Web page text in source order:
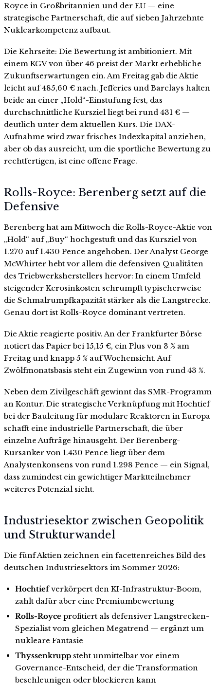
Royce in Großbritannien und der EU — eine
strategische Partnerschaft, die auf sieben Jahrzehnte
Nuklearkompetenz aufbaut.
Die Kehrseite: Die Bewertung ist ambitioniert. Mit
einem KGV von über 46 preist der Markt erhebliche
Zukunftserwartungen ein. Am Freitag gab die Aktie
leicht auf 485,60 € nach. Jefferies und Barclays halten
beide an einer „Hold“-Einstufung fest, das
durchschnittliche Kursziel liegt bei rund 431 € —
deutlich unter dem aktuellen Kurs. Die DAX-
Aufnahme wird zwar frisches Indexkapital anziehen,
aber ob das ausreicht, um die sportliche Bewertung zu
rechtfertigen, ist eine offene Frage.
Rolls-Royce: Berenberg setzt auf die
Defensive
Berenberg hat am Mittwoch die Rolls-Royce-Aktie von
„Hold“ auf „Buy“ hochgestuft und das Kursziel von
1.270 auf 1.430 Pence angehoben. Der Analyst George
McWhirter hebt vor allem die defensiven Qualitäten
des Triebwerksherstellers hervor: In einem Umfeld
steigender Kerosinkosten schrumpft typischerweise
die Schmalrumpfkapazität stärker als die Langstrecke.
Genau dort ist Rolls-Royce dominant vertreten.
Die Aktie reagierte positiv. An der Frankfurter Börse
notiert das Papier bei 15,15 €, ein Plus von 3 % am
Freitag und knapp 5 % auf Wochensicht. Auf
Zwölfmonatsbasis steht ein Zugewinn von rund 43 %.
Neben dem Zivilgeschäft gewinnt das SMR-Programm
an Kontur. Die strategische Verknüpfung mit Hochtief
bei der Bauleitung für modulare Reaktoren in Europa
schafft eine industrielle Partnerschaft, die über
einzelne Aufträge hinausgeht. Der Berenberg-
Kursanker von 1.430 Pence liegt über dem
Analystenkonsens von rund 1.298 Pence — ein Signal,
dass zumindest ein gewichtiger Marktteilnehmer
weiteres Potenzial sieht.
Industriesektor zwischen Geopolitik
und Strukturwandel
Die fünf Aktien zeichnen ein facettenreiches Bild des
deutschen Industriesektors im Sommer 2026:
Hochtiefverkörpert den KI-Infrastruktur-Boom,
zahlt dafür aber eine Premiumbewertung
Rolls-Royceprofitiert als defensiver Langstrecken-
Spezialist vom gleichen Megatrend — ergänzt um
nukleare Fantasie
Thyssenkruppsteht unmittelbar vor einem
Governance-Entscheid, der die Transformation
beschleunigen oder blockieren kann